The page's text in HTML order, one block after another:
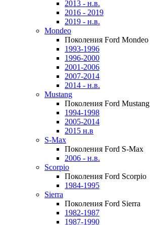
2013 - н.в.
2016 - 2019
2019 - н.в.
Mondeo
Поколения Ford Mondeo
1993-1996
1996-2000
2001-2006
2007-2014
2014 - н.в.
Mustang
Поколения Ford Mustang
1994-1998
2005-2014
2015 н.в
S-Max
Поколения Ford S-Max
2006 - н.в.
Scorpio
Поколения Ford Scorpio
1984-1995
Sierra
Поколения Ford Sierra
1982-1987
1987-1990